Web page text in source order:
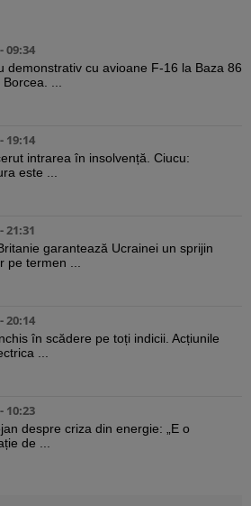
09:34
demonstrativ cu avioane F-16 la Baza 86
...
19:14
intrarea în insolvență. Ciucu:
este ...
21:31
garantează Ucrainei un sprijin
pe termen ...
20:14
în scădere pe toți indicii. Acțiunile
...
10:23
despre criza din energie: „E o
de ...